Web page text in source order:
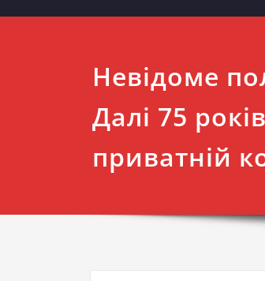
Невідоме
Далі 75
приватній